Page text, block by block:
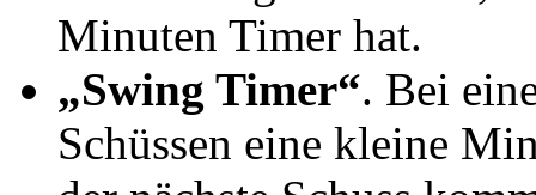
Minuten Timer hat.
„Swing Timer“. Bei
Schüssen eine kleine